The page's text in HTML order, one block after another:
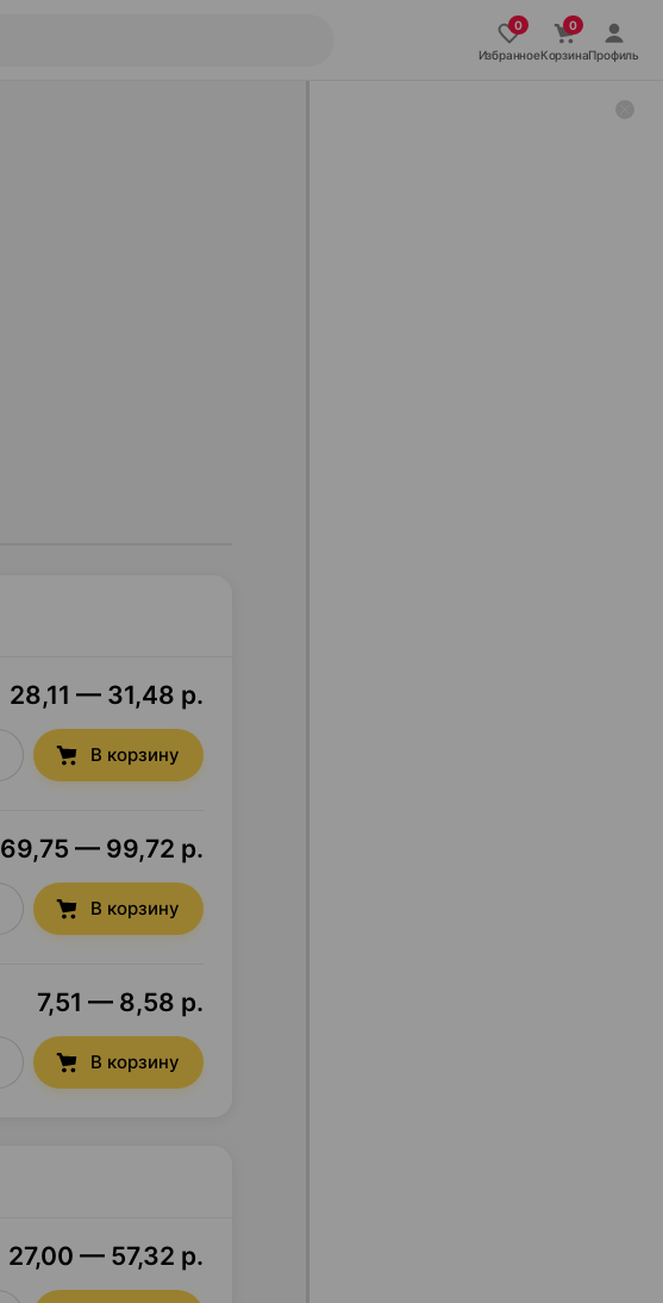
ИзбранноеКорзинаПрофиль
28,11 — 31,48 р.
В корзину
69,75 — 99,72 р.
В корзину
7,51 — 8,58 р.
В корзину
27,00 — 57,32 р.